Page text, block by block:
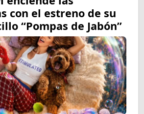
con el estreno de su
“Pompas de Jabón”